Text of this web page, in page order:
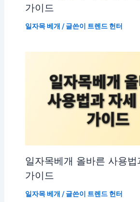
가이드
일자목 베개 / 글쓴이 트렌드 헌터
일자목베개 올바른 사용법
가이드
일자목 베개 / 글쓴이 트렌드 헌터